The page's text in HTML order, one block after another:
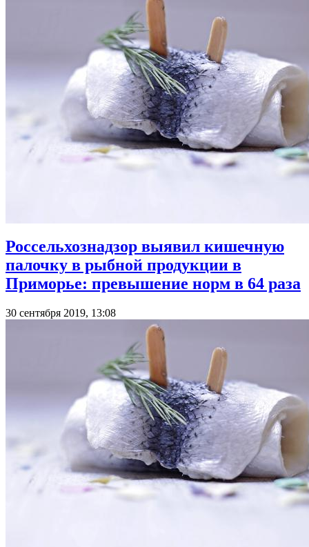
Россельхознадзор выявил кишечную
палочку в рыбной продукции в
Приморье: превышение норм в 64 раза
30 сентября 2019, 13:08